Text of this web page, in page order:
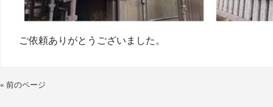
ご依頼ありがとうございました。
« 前のページ